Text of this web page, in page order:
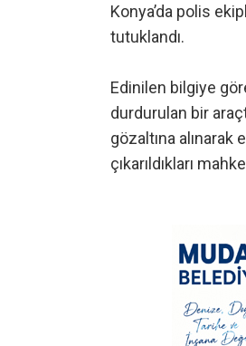
Konya’da polis
tutuklandı.
Edinilen bilgiye
durdurulan bir
gözaltına
çıkarıldıkları